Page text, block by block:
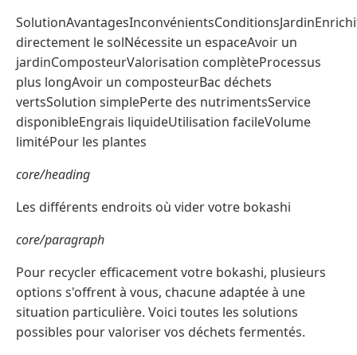
directement le solNécessite un espaceAvoir un
jardinComposteurValorisation complèteProcessus
plus longAvoir un composteurBac déchets
vertsSolution simplePerte des nutrimentsService
disponibleEngrais liquideUtilisation facileVolume
limitéPour les plantes
core/heading
Les différents endroits où vider votre bokashi
core/paragraph
Pour recycler efficacement votre bokashi, plusieurs
options s'offrent à vous, chacune adaptée à une
situation particulière. Voici toutes les solutions
possibles pour valoriser vos déchets fermentés.